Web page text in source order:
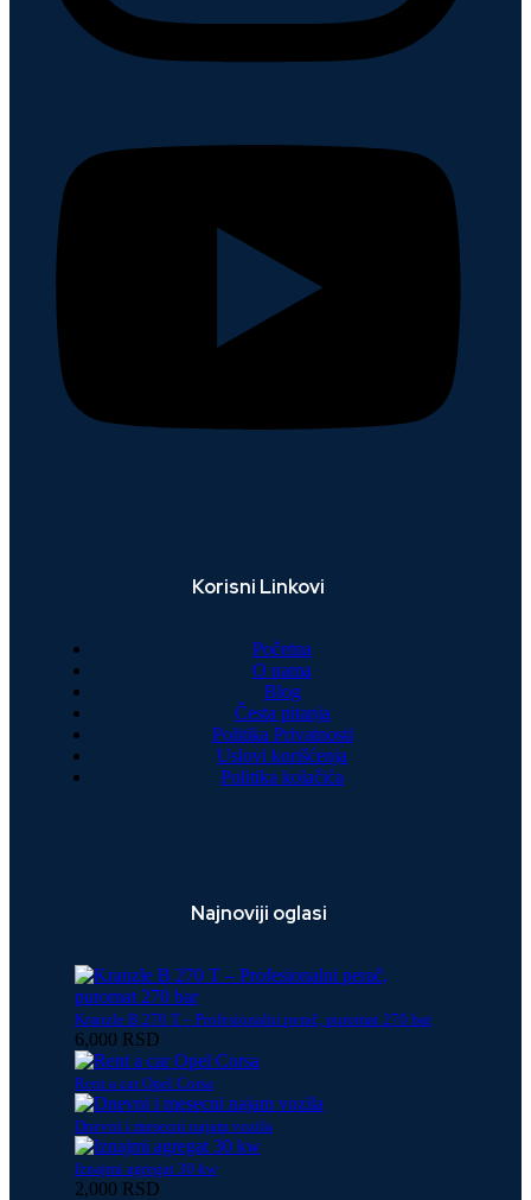
Korisni Linkovi
Početna
O nama
Blog
Česta pitanja
Politika Privatnosti
Uslovi korišćenja
Politika kolačića
Najnoviji oglasi
Kranzle B 270 T – Profesionalni perač, puromat 270 bar
6,000 RSD
Rent a car Opel Corsa
Dnevni i mesecni najam vozila
Iznajmi agregat 30 kw
2,000 RSD